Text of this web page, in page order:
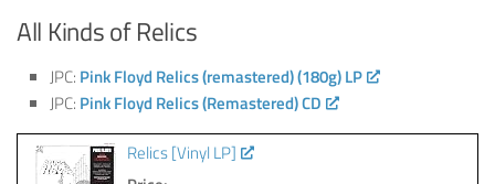
All Kinds of Relics
JPC: Pink Floyd Relics (remastered) (180g) LP
JPC: Pink Floyd Relics (Remastered) CD
Relics [Vinyl LP]